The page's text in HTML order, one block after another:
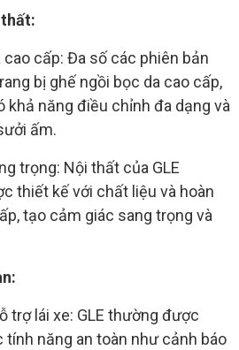
cao cấp: Đa số các phiên bản
bị ghế ngồi bọc da cao cấp,
khả năng điều chỉnh đa dạng và
ấm.
trọng: Nội thất của GLE
thiết kế với chất liệu và hoàn
tạo cảm giác sang trọng và
trợ lái xe: GLE thường được
tính năng an toàn như cảnh báo